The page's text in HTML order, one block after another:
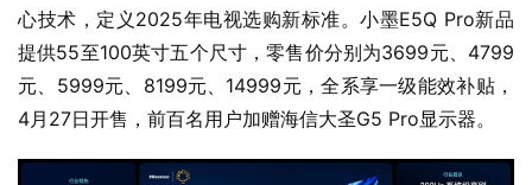
心技术，定义2025年电视选购新标准。小墨E5Q Pro新品
提供55至100英寸五个尺寸，零售价分别为3699元、4799
元、5999元、8199元、14999元，全系享一级能效补贴，
4月27日开售，前百名用户加赠海信大圣G5 Pro显示器。